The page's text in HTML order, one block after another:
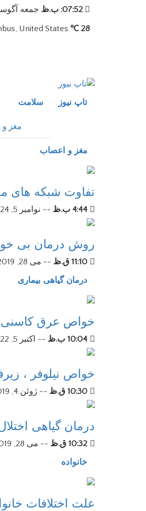
07:52: ب.ظ جمعه آگوست 7,
28 ℃
تاپ نیوز سلامت
مغز
مغز و اعصاب
تفاوت شبکه های
4:44 ب.ظ -- نوامبر 5, 2024
روش درمان بی
11:10 ق.ظ -- می 28, 2019
درمان گیاهی بیماری
خواص عرق
10:04 ب.ظ -- اکتبر 5, 2022
خواص نیلوفر ،
10:30 ق.ظ -- ژوئن 4, 2019
درمان گیاهی
10:32 ق.ظ -- می 28, 2019
خانواده
علت اختلافات